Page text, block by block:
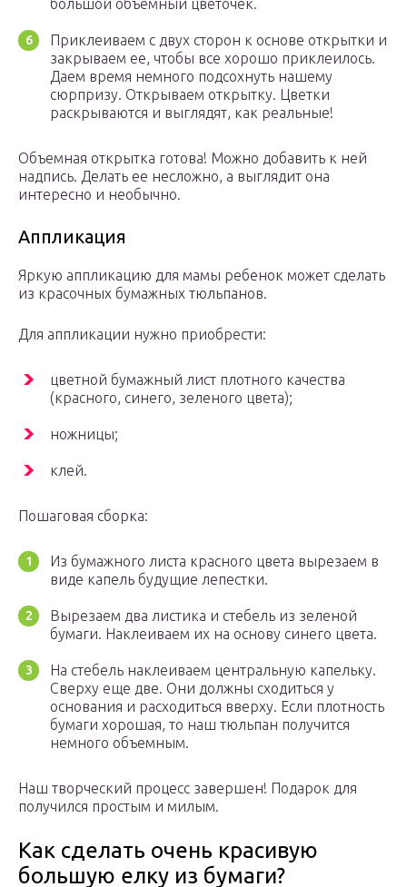
большой объемный цветочек.
Приклеиваем с двух сторон к основе открытки и
закрываем ее, чтобы все хорошо приклеилось.
Даем время немного подсохнуть нашему
сюрпризу. Открываем открытку. Цветки
раскрываются и выглядят, как реальные!
Объемная открытка готова! Можно добавить к ней
надпись. Делать ее несложно, а выглядит она
интересно и необычно.
Аппликация
Яркую аппликацию для мамы ребенок может сделать
из красочных бумажных тюльпанов.
Для аппликации нужно приобрести:
цветной бумажный лист плотного качества
(красного, синего, зеленого цвета);
ножницы;
клей.
Пошаговая сборка:
Из бумажного листа красного цвета вырезаем в
виде капель будущие лепестки.
Вырезаем два листика и стебель из зеленой
бумаги. Наклеиваем их на основу синего цвета.
На стебель наклеиваем центральную капельку.
Сверху еще две. Они должны сходиться у
основания и расходиться вверху. Если плотность
бумаги хорошая, то наш тюльпан получится
немного объемным.
Наш творческий процесс завершен! Подарок для
получился простым и милым.
Как сделать очень красивую
большую елку из бумаги?